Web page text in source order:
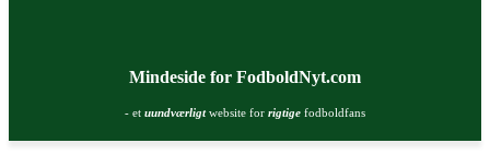
Mindeside for FodboldNyt.com
- et uundværligtwebsite for rigtige fodboldfans